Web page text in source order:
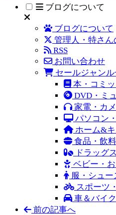
ブログについて
ブログについて
管理人・特さん
RSS
お問い合わせ
セールジャン
本・コミ
DVD・ミ
家電・カ
パソコン
ホーム&
食品・飲
ドラッグ
ベビー・
服・シュ
スポーツ
車＆バイ
前の記事へ